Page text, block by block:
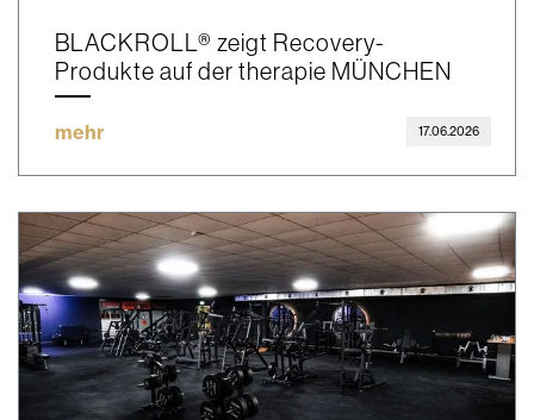
BLACKROLL® zeigt Recovery-
Produkte auf der therapie MÜNCHEN
mehr 17.06.2026